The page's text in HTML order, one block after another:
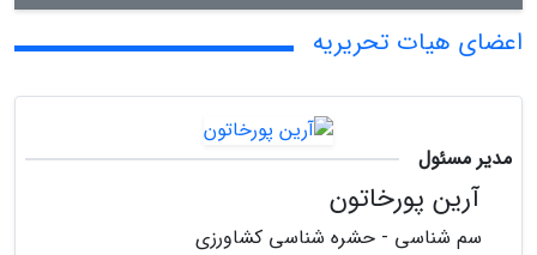
اعضای هیات تحریریه
مدیر مسئول
آرین پورخاتون
سم شناسی - حشره شناسی کشاورزی